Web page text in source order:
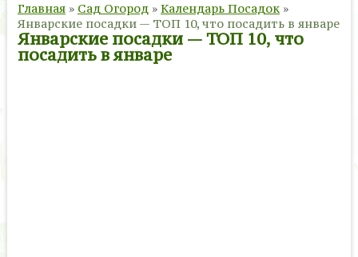
Главная » Сад Огород » Календарь Посадок »
Январские посадки — ТОП 10, что посадить в январе
Январские посадки — ТОП 10, что
посадить в январе